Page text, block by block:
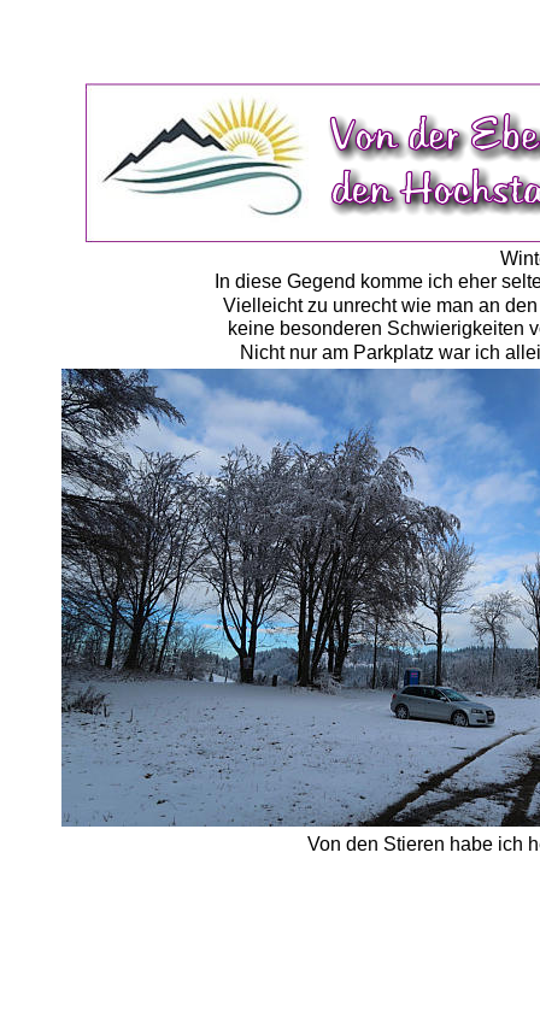
In diese Gegend komme ich eher
Vielleicht zu unrecht wie man an
keine besonderen Schwierigkeiten
Nicht nur am Parkplatz war ich
Von den Stieren habe ich